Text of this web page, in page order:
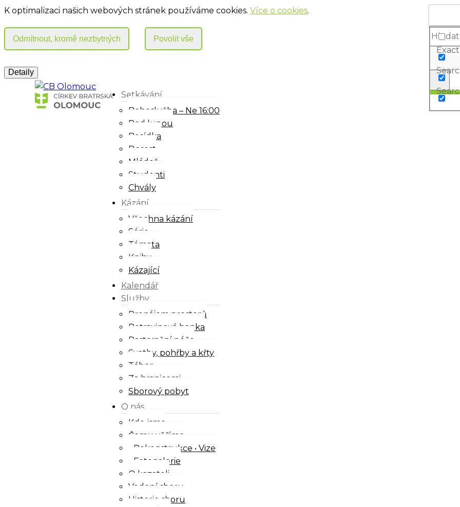
K optimalizaci našich webových stránek používáme cookies. Více o cookies.
Setkávání
Bohoslužba – Ne 16:00
Pod lupou
Besídka
Dorost
Mládež
Studenti
Chvály
Kázání
Všechna kázání
Série
Témata
Knihy
Kázající
Kalendář
Služby
Pronájem prostorů
Potravinová banka
Pastorační péče
Svatby, pohřby a křty
Tábor
Za hranicemi
Sborový pobyt
O nás
Kdo jsme
Čemu věříme
Rekonstrukce • Vize
Fotogalerie
O kazateli
Vedení sboru
Historie sboru